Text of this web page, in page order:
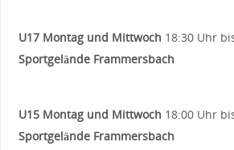
U17 Montag und Mittwoch 18:30 Uhr
Sportgelände Frammersbach
U15 Montag und Mittwoch 18:00 Uhr
Sportgelände Frammersbach